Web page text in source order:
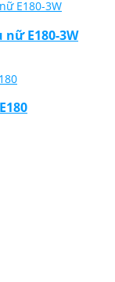
E180-3W